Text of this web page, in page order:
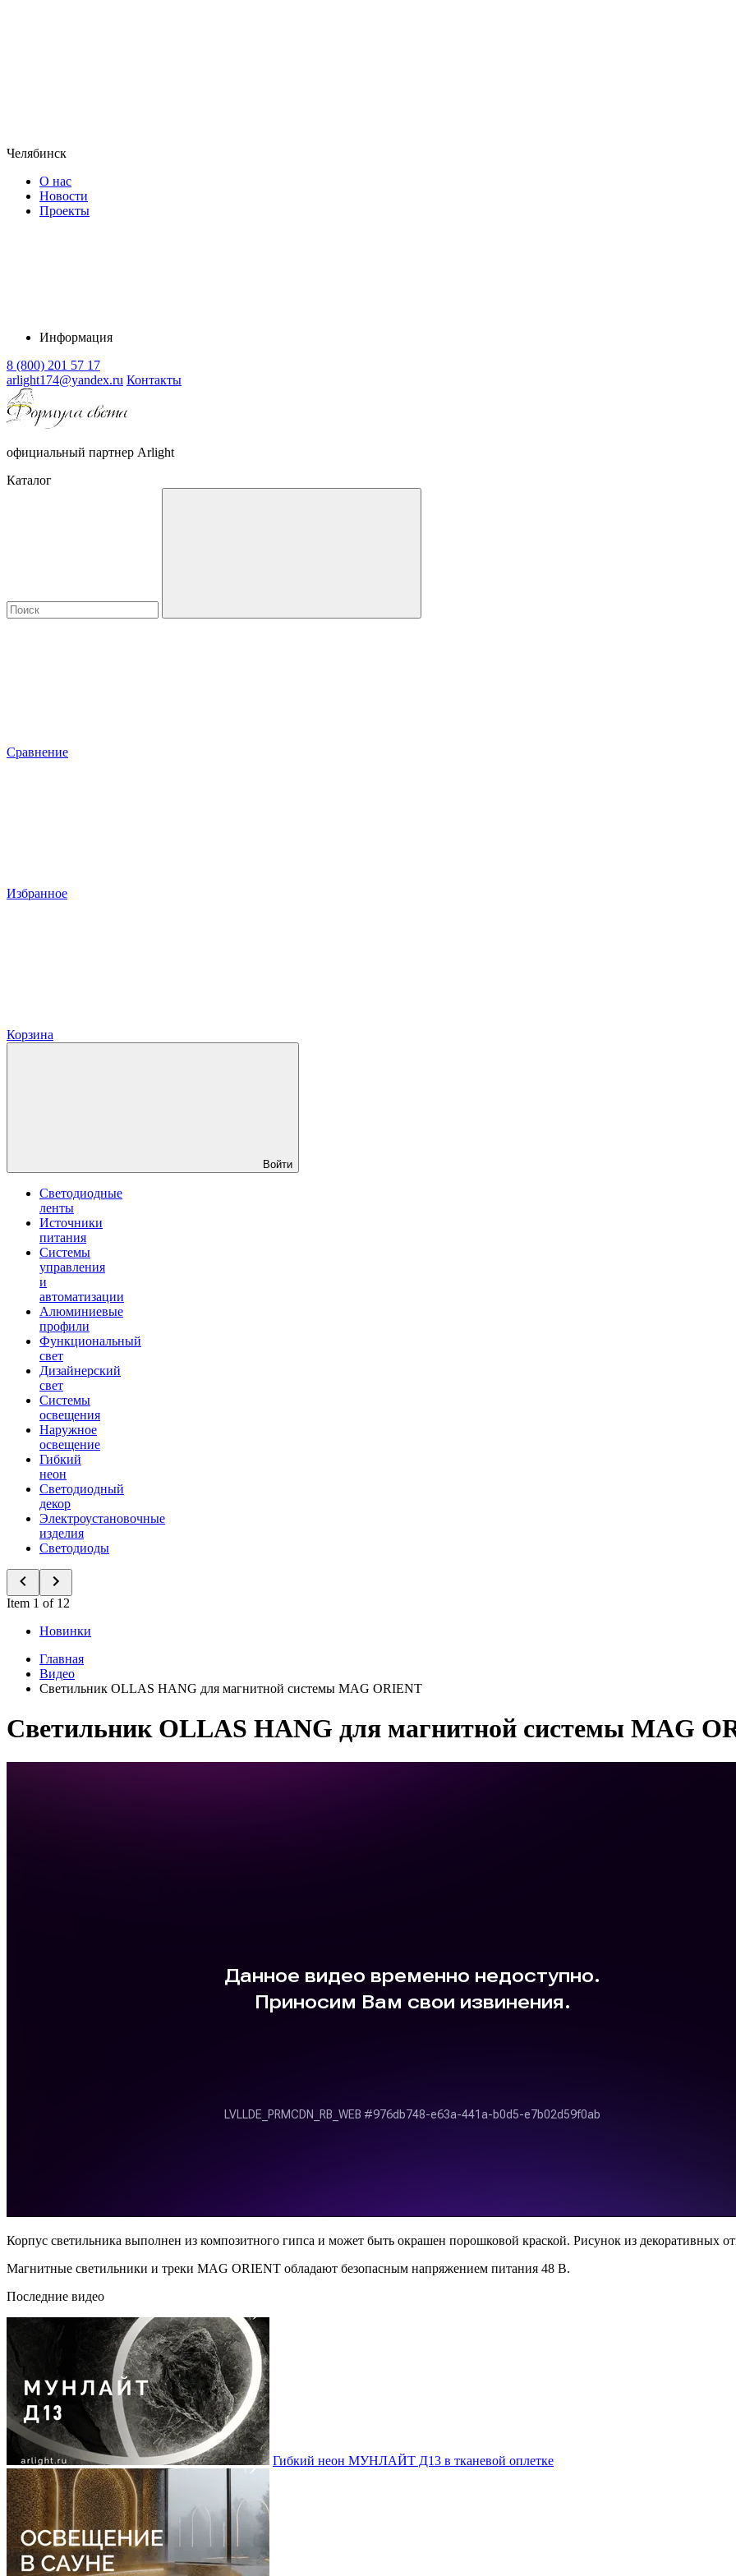
Челябинск
О нас
Новости
Проекты
Информация
8 (800) 201 57 17
arlight174@yandex.ru Контакты
официальный партнер Arlight
Каталог
Сравнение
Избранное
Корзина
Войти
Светодиодные
ленты
Источники
питания
Системы
управления
и
автоматизации
Алюминиевые
профили
Функциональный
свет
Дизайнерский
свет
Системы
освещения
Наружное
освещение
Гибкий
неон
Светодиодный
декор
Электроустановочные
изделия
Светодиоды
Item 1 of 12
Новинки
Главная
Видео
Светильник OLLAS HANG для магнитной системы MAG ORIENT
Светильник OLLAS HANG для магнитной системы MAG
Корпус светильника выполнен из композитного гипса и может быть окрашен порошковой краской. Рисунок из декоративных
Магнитные светильники и треки MAG ORIENT обладают безопасным напряжением питания 48 В.
Последние видео
Гибкий неон МУНЛАЙТ Д13 в тканевой оплетке